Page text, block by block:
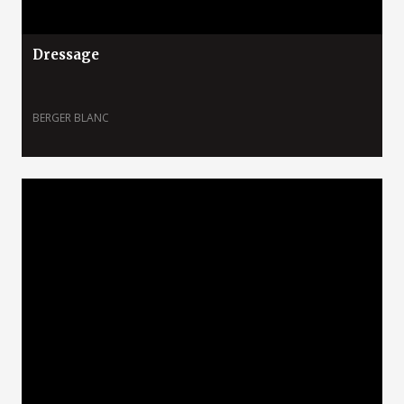
Dressage
BERGER BLANC